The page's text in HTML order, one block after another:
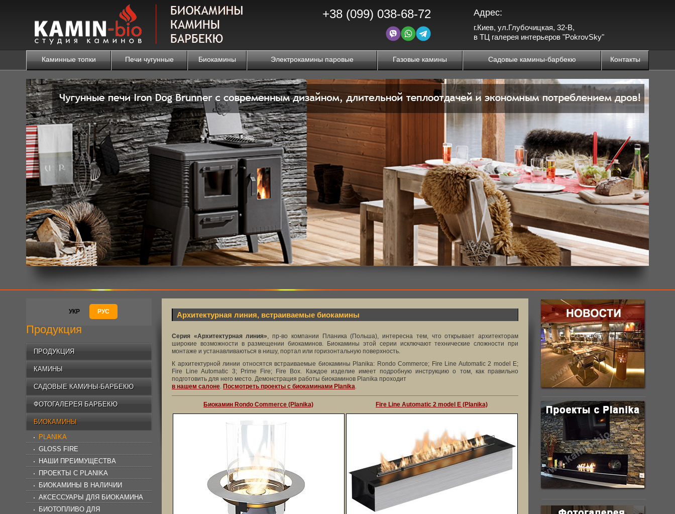
+38 (099) 038-68-72 Адрес:
г.Киев, ул.Глубочицкая, 32-В,
в ТЦ галерея интерьеров "PokrovSky"
Каминные топки Печи чугунные Биокамины Электрокамины паровые Газовые камины Садовые камины-барбекю Контакты
УКР РУС
Продукция
ПРОДУКЦИЯ
КАМИНЫ
САДОВЫЕ КАМИНЫ-БАРБЕКЮ
ФОТОГАЛЕРЕЯ БАРБЕКЮ
БИОКАМИНЫ
PLANIKA
GLOSS FIRE
НАШИ ПРЕИМУЩЕСТВА
ПРОЕКТЫ C PLANIKA
БИОКАМИНЫ В НАЛИЧИИ
АКСЕССУАРЫ ДЛЯ БИОКАМИНА
БИОТОПЛИВО ДЛЯ
Архитектурная линия, встраиваемые биокамины
Серия «Архитектурная линия», пр-во компании Планика (Польша), интересна тем, что открывает архитекторам
широкие возможности в размещении биокаминов. Биокамины этой серии исключают технические сложности при
монтаже и устанавливаються в нишу, портал или горизонтальную поверхность.
К архитектурной линии относятся встраиваемые биокамины Planika: Rondo Commerce; Fire Line Automatic 2 model E;
Fire Line Automatic 3; Prime Fire; Fire Box. Каждое изделие имеет подробную инструкцию о том, как правильно
подготовить для него место. Демонстрация работы биокаминов Planika проходит
в нашем салоне. Посмотреть проекты с биокаминами Planika.
Биокамин Rondo Commerce (Planika) Fire Line Automatic 2 model E (Planika)